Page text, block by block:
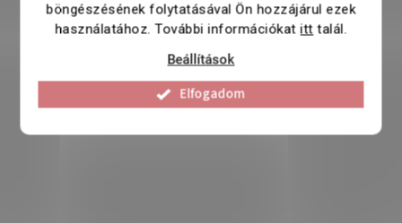
böngészésének folytatásával Ön hozzájárul ezek
használatához. További információkatitt talál.
Beállítások
Elfogadom